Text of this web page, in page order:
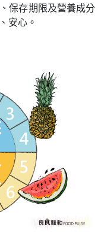
保存期限及營養成分
安心。